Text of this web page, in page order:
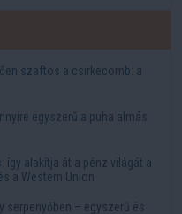
szaftos a csirkecomb: a
egyszerű a puha almás
így alakítja át a pénz világát a
a Western Union
serpenyőben – egyszerű és